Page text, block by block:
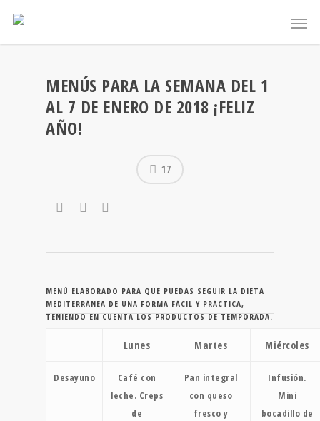
MENÚS PARA LA SEMANA DEL 1
AL 7 DE ENERO DE 2018 ¡FELIZ
AÑO!
17
MENÚ ELABORADO PARA QUE PUEDAS SEGUIR LA DIETA
MEDITERRÁNEA DE UNA FORMA FÁCIL Y PRÁCTICA,
TENIENDO EN CUENTA LOS PRODUCTOS DE TEMPORADA.
Lunes Martes Miércoles
Desayuno
Café con
leche. Creps
de
Pan integral
con queso
fresco y
Infusión.
Mini
bocadillo de